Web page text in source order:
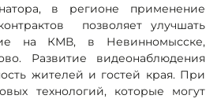
в регионе применение
позволяет улучшать
на КМВ, в Невинномысске,
Развитие видеонаблюдения
жителей и гостей края. При
технологий, которые могут